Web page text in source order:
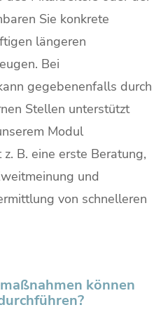
Sie konkrete
längeren
Bei
gegebenenfalls durch
Stellen unterstützt
Modul
B. eine erste Beratung,
und
von schnelleren
können